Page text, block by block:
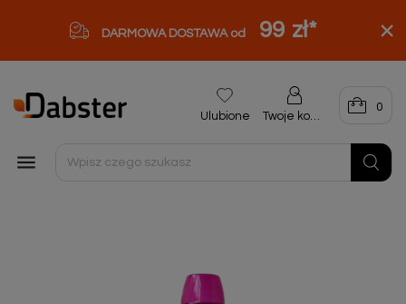
DARMOWA DOSTAWA od 99 zł*

Ulubione Twoje konto
0